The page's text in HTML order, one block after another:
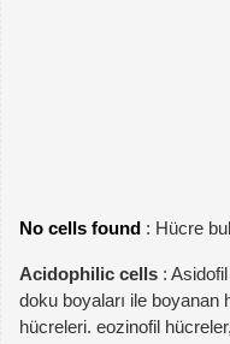
No cells found : Hücre
Acidophilic cells :
doku boyaları ile boyanan
hücreleri. eozinofil